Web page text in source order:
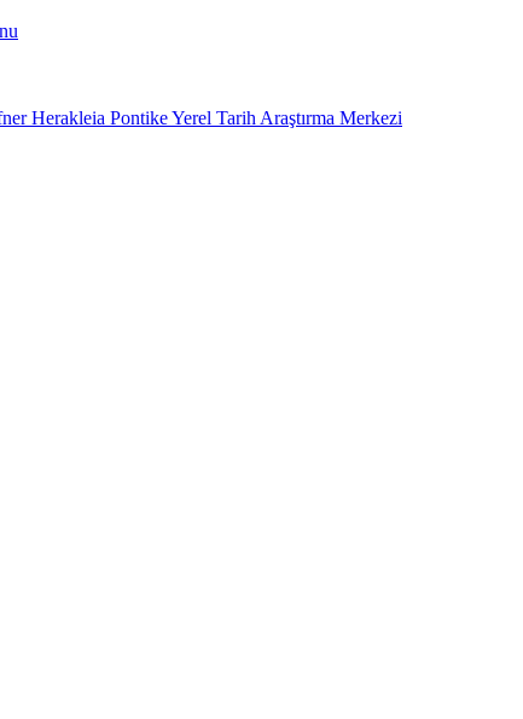
Herakleia Pontike Yerel Tarih Araştırma Merkezi